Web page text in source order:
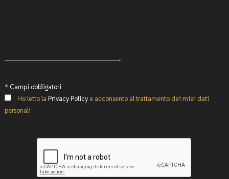
* Campi obbligatori
Ho letto la Privacy Policye acconsento al trattamento dei miei dati
personali